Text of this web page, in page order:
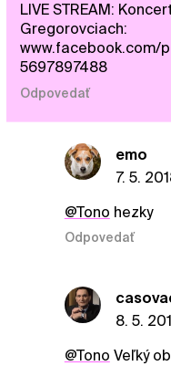
LIVE STREAM:
Gregorovciach:
www.facebook.com/
5697897488
Odpovedať
emo
7. 5.
@Tono hezky
Odpovedať
8. 5.
@Tono Veľký